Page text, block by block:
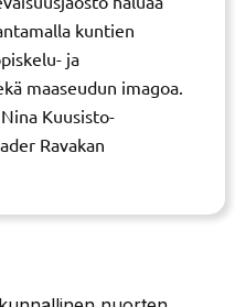
kuntien
ja
maaseudun imagoa.
Kuusisto-
Ravakan